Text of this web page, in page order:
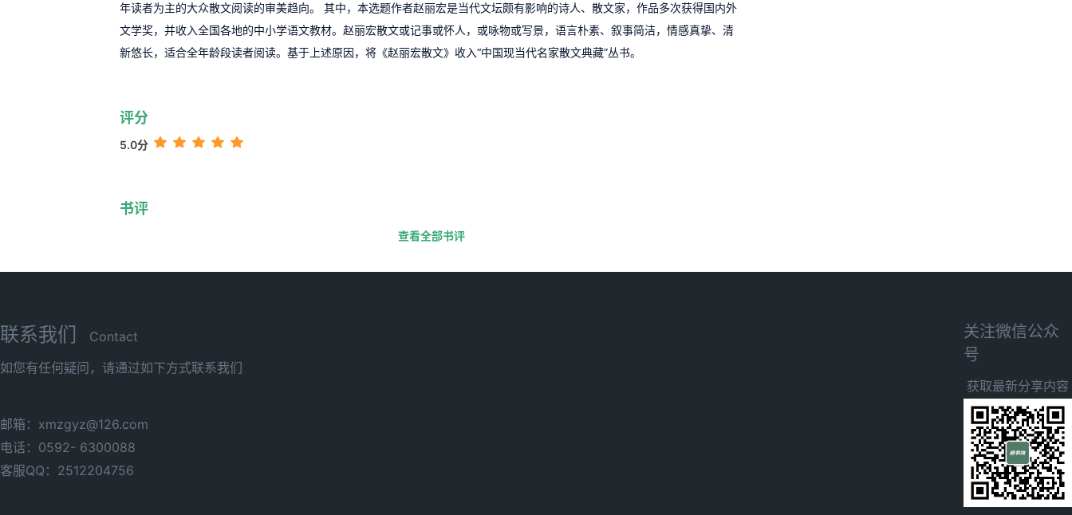
年读者为主的大众散文阅读的审美趋向。 其中，本选题作者赵丽宏是当代文坛颇有影响的诗人、散文家，作品多次获得国内外
文学奖，并收入全国各地的中小学语文教材。赵丽宏散文或记事或怀人，或咏物或写景，语言朴素、叙事简洁，情感真挚、清
新悠长，适合全年龄段读者阅读。基于上述原因，将《赵丽宏散文》收入“中国现当代名家散文典藏”丛书。
评分
5.0分
书评
查看全部书评
联系我们
Contact
如您有任何疑问，请通过如下方式联系我们
邮箱：xmzgyz@126.com
电话：0592- 6300088
客服QQ：2512204756
关注微信公众
号
获取最新分享内容